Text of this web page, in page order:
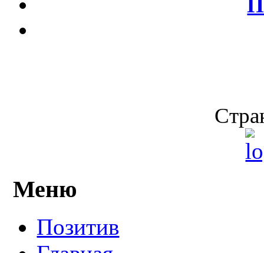
Меню
Позитив